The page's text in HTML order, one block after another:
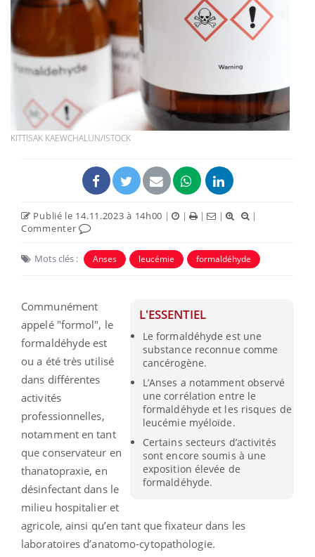
KITTISAK KAEWCHALUN/ISTOCK
Publié le 14.11.2023 à 14h00 | | | |
|
Commenter
Mots clés : Anses leucémie formaldéhyde
L'ESSENTIEL
Le formaldéhyde est une
substance reconnue comme
cancérogène.
L’Anses a notamment observé
une corrélation entre le
formaldéhyde et les risques de
leucémie myéloïde.
Certains secteurs d’activités
sont encore soumis à une
exposition élevée de
formaldéhyde.
Communément
appelé "formol", le
formaldéhyde est
ou a été très utilisé
dans différentes
activités
professionnelles,
notamment en tant
que conservateur en
thanatopraxie, en
désinfectant dans le
milieu hospitalier et
agricole, ainsi qu’en tant que fixateur dans les
laboratoires d’anatomo-cytopathologie.